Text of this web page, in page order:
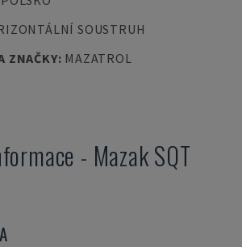
SOUSTRUH
ZNAČKY: MAZATROL
- MazakSQT